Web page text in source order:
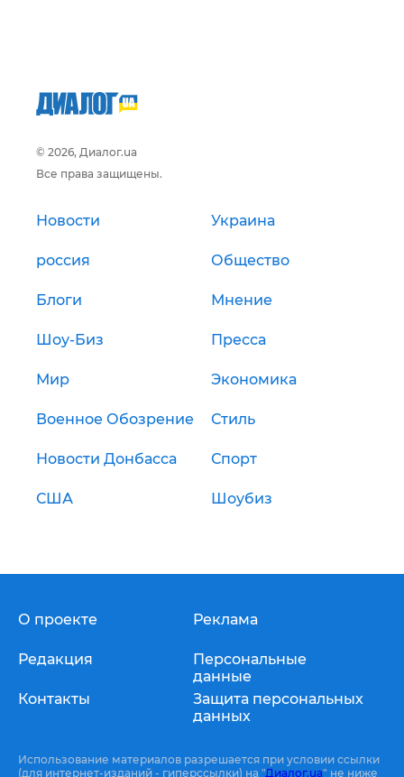
© 2026, Диалог.ua
Все права защищены.
Новости Украина
россия Общество
Блоги Мнение
Шоу-Биз Пресса
Мир Экономика
Военное Обозрение Стиль
Новости Донбасса Спорт
США Шоубиз
О проекте
Редакция
Контакты
Реклама
Персональные
данные
Защита персональных
данных
Использование материалов разрешается при условии ссылки
(для интернет-изданий - гиперссылки) на "Диалог.ua" не ниже